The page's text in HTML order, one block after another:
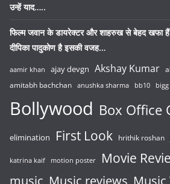
उन्हें याद…..
फिल्म जवान के डायरेक्टर और शाहरुख से बेहद खफा हैं
दीपिका पादुकोण है इसकी वजह…
aamir khan ajay devgn Akshay Kumar
amitabh bachchan anushka sharma bb10
Bollywood Box Office
elimination First Look hrithik roshan
katrina kaif motion poster Movie
music Music reviews Music